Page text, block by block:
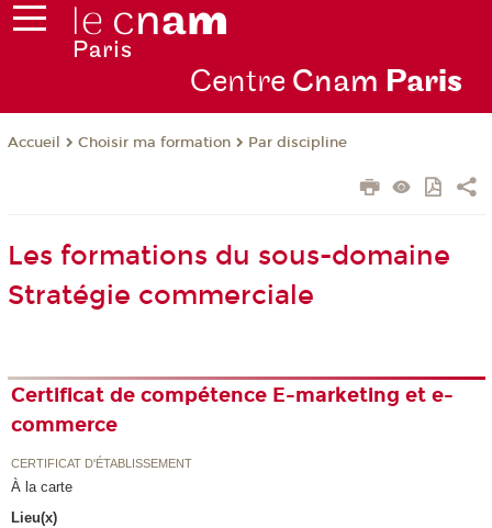
Centre Cnam Paris
Accueil Choisir ma formation Par discipline
Les formations du sous-domaine
Stratégie commerciale
Certificat de compétence E-marketing et e-
commerce
CERTIFICAT D'ÉTABLISSEMENT
À la carte
Lieu(x)